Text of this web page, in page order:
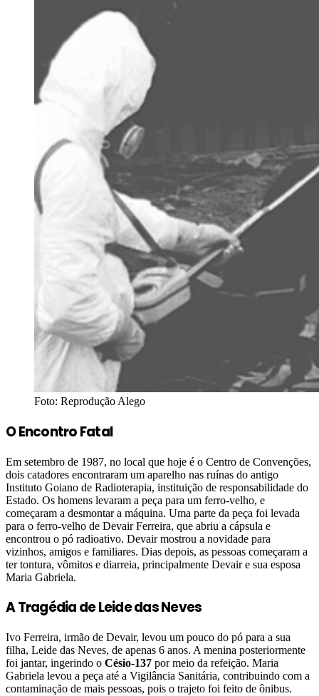
Foto: Reprodução Alego
O Encontro Fatal
Em setembro de 1987, no local que hoje é o Centro de Convenções,
dois catadores encontraram um aparelho nas ruínas do antigo
Instituto Goiano de Radioterapia, instituição de responsabilidade do
Estado. Os homens levaram a peça para um ferro-velho, e
começaram a desmontar a máquina. Uma parte da peça foi levada
para o ferro-velho de Devair Ferreira, que abriu a cápsula e
encontrou o pó radioativo. Devair mostrou a novidade para
vizinhos, amigos e familiares. Dias depois, as pessoas começaram a
ter tontura, vômitos e diarreia, principalmente Devair e sua esposa
Maria Gabriela.
A Tragédia de Leide das Neves
Ivo Ferreira, irmão de Devair, levou um pouco do pó para a sua
filha, Leide das Neves, de apenas 6 anos. A menina posteriormente
foi jantar, ingerindo o Césio-137 por meio da refeição. Maria
Gabriela levou a peça até a Vigilância Sanitária, contribuindo com a
contaminação de mais pessoas, pois o trajeto foi feito de ônibus.